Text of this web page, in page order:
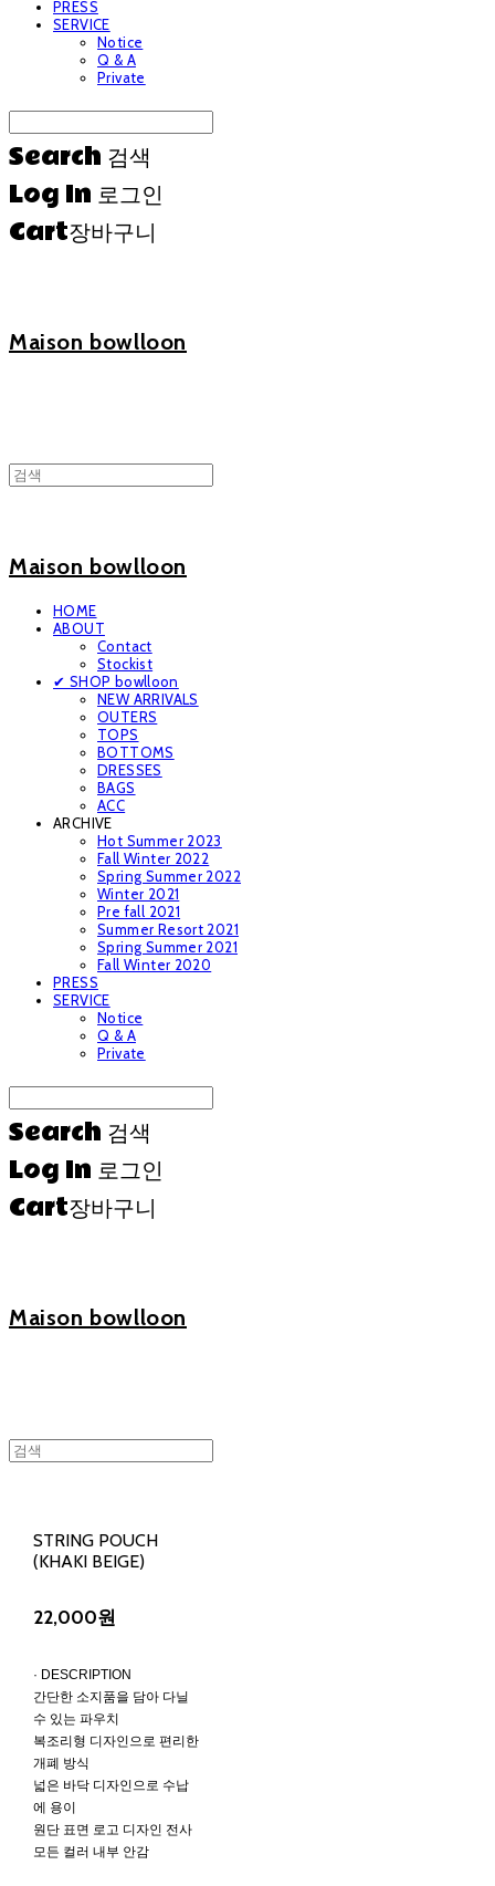
PRESS
SERVICE
Notice
Q & A
Private
Search 검색
Log In 로그인
Cart장바구니
Maison bowlloon
Maison bowlloon
HOME
ABOUT
Contact
Stockist
✔ SHOP bowlloon
NEW ARRIVALS
OUTERS
TOPS
BOTTOMS
DRESSES
BAGS
ACC
ARCHIVE
Hot Summer 2023
Fall Winter 2022
Spring Summer 2022
Winter 2021
Pre fall 2021
Summer Resort 2021
Spring Summer 2021
Fall Winter 2020
PRESS
SERVICE
Notice
Q & A
Private
Search 검색
Log In 로그인
Cart장바구니
Maison bowlloon
STRING POUCH
(KHAKI BEIGE)
22,000원
· DESCRIPTION
간단한 소지품을 담아 다닐
수 있는 파우치
복조리형 디자인으로 편리한
개폐 방식
넓은 바닥 디자인으로 수납
에 용이
원단 표면 로고 디자인 전사
모든 컬러 내부 안감